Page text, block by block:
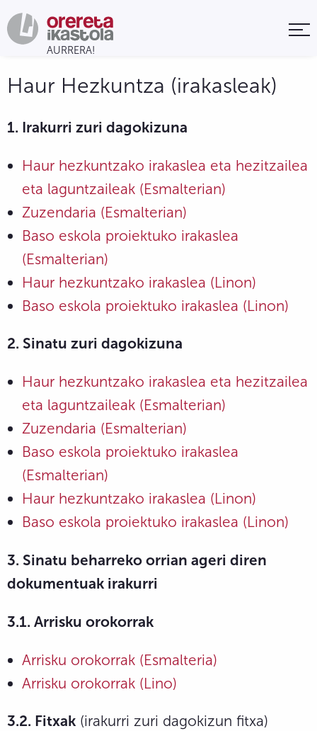
Haur Hezkuntza (irakasleak)
1. Irakurri zuri dagokizuna
Haur hezkuntzako irakaslea eta hezitzailea
eta laguntzaileak (Esmalterian)
Zuzendaria (Esmalterian)
Baso eskola proiektuko irakaslea
(Esmalterian)
Haur hezkuntzako irakaslea (Linon)
Baso eskola proiektuko irakaslea (Linon)
2. Sinatu zuri dagokizuna
Haur hezkuntzako irakaslea eta hezitzailea
eta laguntzaileak (Esmalterian)
Zuzendaria (Esmalterian)
Baso eskola proiektuko irakaslea
(Esmalterian)
Haur hezkuntzako irakaslea (Linon)
Baso eskola proiektuko irakaslea (Linon)
3. Sinatu beharreko orrian ageri diren
dokumentuak irakurri
3.1. Arrisku orokorrak
Arrisku orokorrak (Esmalteria)
Arrisku orokorrak (Lino)
3.2. Fitxak (irakurri zuri dagokizun fitxa)